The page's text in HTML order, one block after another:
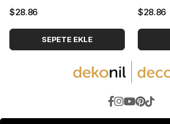
$28.86
SEPETE EKLE
$28.86